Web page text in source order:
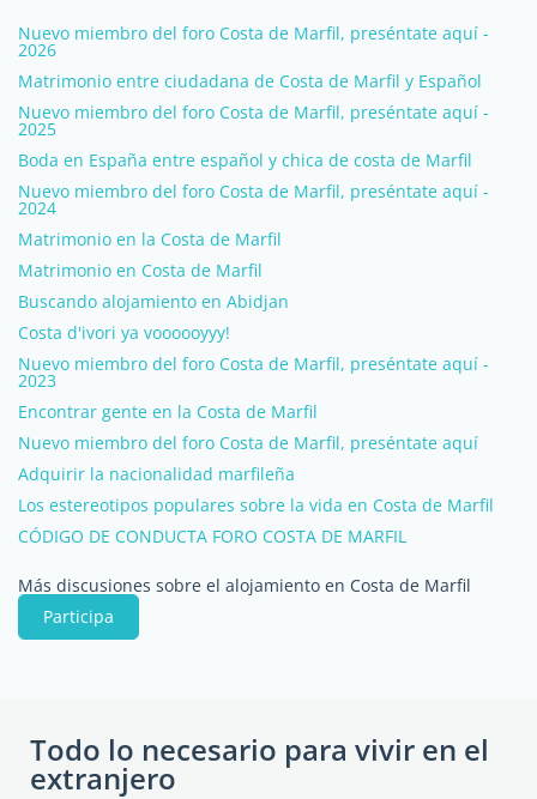
Nuevo miembro del foro Costa de Marfil, preséntate aquí -
2026
Matrimonio entre ciudadana de Costa de Marfil y Español
Nuevo miembro del foro Costa de Marfil, preséntate aquí -
2025
Boda en España entre español y chica de costa de Marfil
Nuevo miembro del foro Costa de Marfil, preséntate aquí -
2024
Matrimonio en la Costa de Marfil
Matrimonio en Costa de Marfil
Buscando alojamiento en Abidjan
Costa d'ivori ya voooooyyy!
Nuevo miembro del foro Costa de Marfil, preséntate aquí -
2023
Encontrar gente en la Costa de Marfil
Nuevo miembro del foro Costa de Marfil, preséntate aquí
Adquirir la nacionalidad marfileña
Los estereotipos populares sobre la vida en Costa de Marfil
CÓDIGO DE CONDUCTA FORO COSTA DE MARFIL
Más discusiones sobre el alojamiento en Costa de Marfil
Participa
Todo lo necesario para vivir en el
extranjero